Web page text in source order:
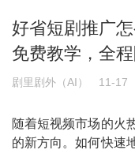
好省短剧推广
免费教学，全
剧里剧外（AI） 11-17
随着短视频市场的火
的新方向。如何快速